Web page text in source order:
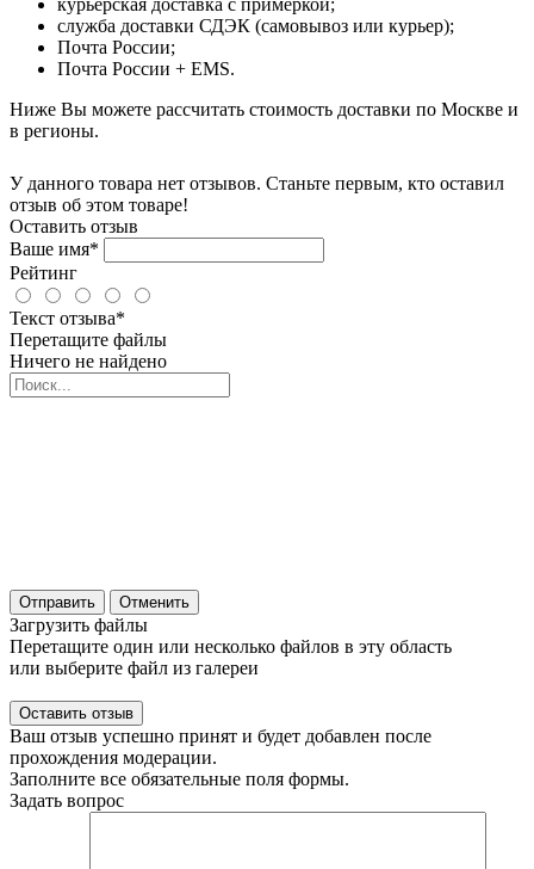
служба доставки СДЭК (самовывоз или курьер);
Почта России;
Почта России + EMS.
Ниже Вы можете рассчитать стоимость доставки по Москве и
в регионы.
У данного товара нет отзывов. Станьте первым, кто оставил
отзыв об этом товаре!
Оставить отзыв
Ваше имя*
Рейтинг
Текст отзыва*
Перетащите файлы
Ничего не найдено
Отправить Отменить
Загрузить файлы
Перетащите один или несколько файлов в эту область
или выберите файл из галереи
Ваш отзыв успешно принят и будет добавлен после
прохождения модерации.
Заполните все обязательные поля формы.
Задать вопрос